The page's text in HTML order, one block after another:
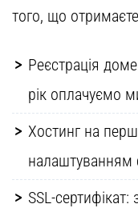
того, що
Реєстрація
рік оплачуємо
Хостинг на
налаштуванням
SSL-